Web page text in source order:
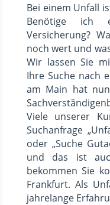
Bei einem Unfall
Benötige ich
Versicherung?
noch wert und
Wir lassen Sie
Ihre Suche nach
am Main hat
Viele unserer
Suchanfrage
oder „Suche
und das ist
bekommen Sie
Frankfurt. Als
jahrelange